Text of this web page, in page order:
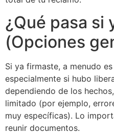
¿Qué pasa si
(Opciones
Si ya firmaste, a menudo
especialmente si hubo
dependiendo de los
limitado (por ejemplo,
muy específicas). Lo
reunir documentos.